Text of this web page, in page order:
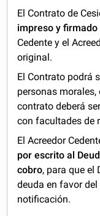
El Contrato de
impreso y
Cedente y el
original.
El Contrato podrá
personas morales,
contrato deberá
con facultades de
El Acreedor
por escrito al
cobro, para que el
deuda en favor
notificación.